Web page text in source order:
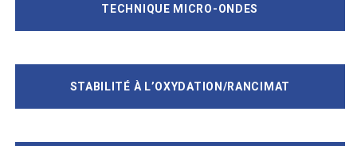
TECHNIQUE MICRO-ONDES
STABILITÉ À L’OXYDATION/RANCIMAT